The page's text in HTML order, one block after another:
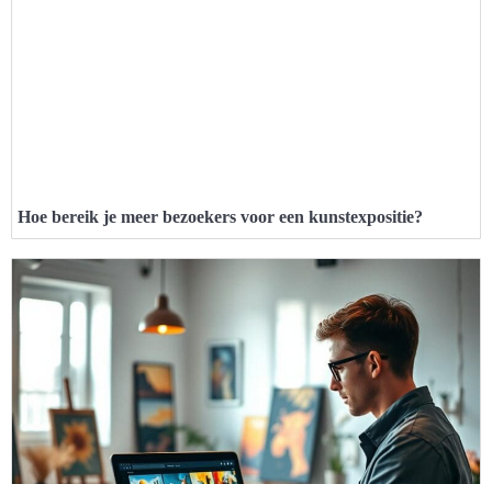
Hoe bereik je meer bezoekers voor een kunstexpositie?